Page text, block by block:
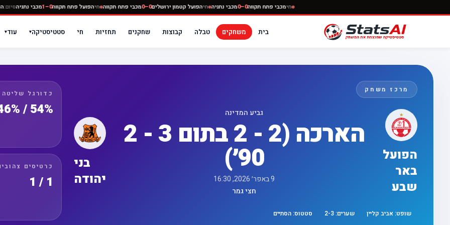
חימכבי פתח תקווה0–0 מכבי נתניה חיהפועל קטמון ירושלים0–0 מכבי פתח תקווה חיהפועל פתח תקווה0–1 מכבי
בית משחקים טבלה קבוצות שחקנים תחזיות חי סטטיסטיקה▾ עוד▾
מרכז משחק
הפועל
באר
שבע
גביע המדינה
2 - 3 הארכה (2 - 2 בתום
90׳)
9 באפר׳ 2026, 16:30
חצי גמר
בני
יהודה
שופט: אביב קליין שערים: 2-3 סטטוס: הסתיים
כדורגל שליטה
54% / 46%
כרטיסים
1 / 1